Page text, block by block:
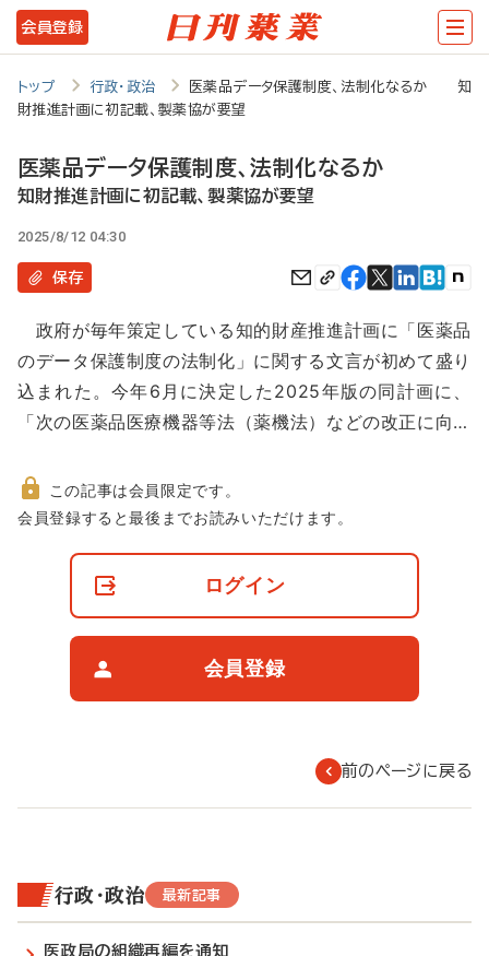
メ
イ
コ
テ
ツ
に
動
会員登録
トップ 行政・政治
医薬品データ保護制度、法制化なるか 知
財推進計画に初記載、製薬協が要望
医薬品データ保護制度、法制化なるか
知財推進計画に初記載、製薬協が要望
2025/8/12 04:30
保存
政府が毎年策定している知的財産推進計画に「医薬品
のデータ保護制度の法制化」に関する文言が初めて盛り
込まれた。今年6月に決定した2025年版の同計画に、
「次の医薬品医療機器等法（薬機法）などの改正に向…
非
この記事は会員限定です。
会員登録すると最後までお読みいただけます。
ログイン
会員登録
前のページに戻る
行政・政治 最新記事
医政局の組織再編を通知